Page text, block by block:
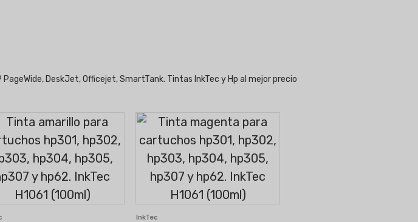
DeskJet, Officejet, SmartTank. Tintas InkTec y Hp al mejor precio
InkTec